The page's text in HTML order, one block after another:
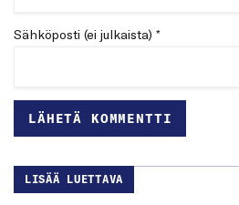
Sähköposti (ei julkaista) *
LISÄÄ LUETTAVA